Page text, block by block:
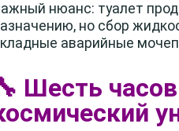
нюанс: туалет
но сбор
аварийные
Шесть